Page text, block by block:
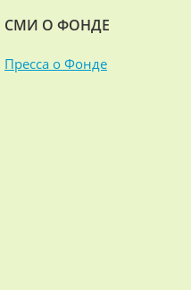
СМИ О ФОНДЕ
Пресса о Фонде